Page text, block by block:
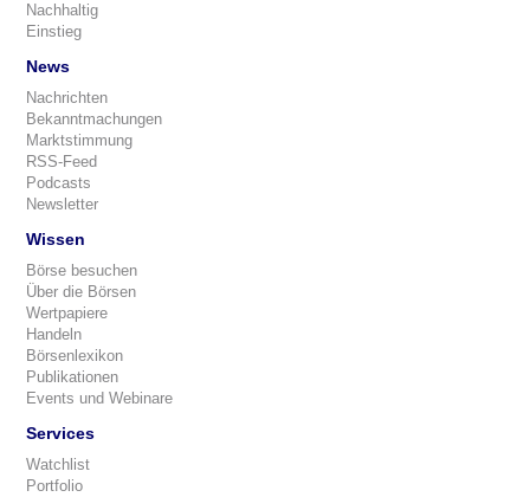
Nachhaltig
Einstieg
News
Nachrichten
Bekanntmachungen
Marktstimmung
RSS-Feed
Podcasts
Newsletter
Wissen
Börse besuchen
Über die Börsen
Wertpapiere
Handeln
Börsenlexikon
Publikationen
Events und Webinare
Services
Watchlist
Portfolio